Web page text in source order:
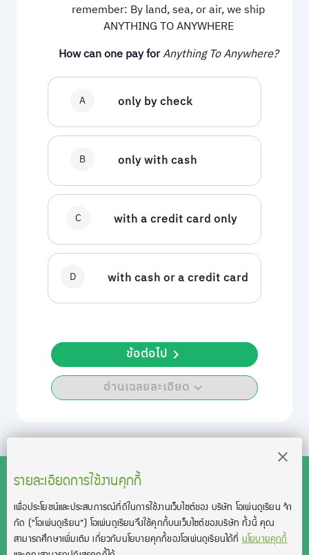
remember: By land, sea, or air, we ship
ANYTHING TO ANYWHERE
How can one pay forAnything To Anywhere?
A only by check
B only with cash
C with a credit card only
D with cash or a credit card
อ่านเฉลยละเอียด
ข้อต่อไป
รายละเอียดการใช้งานคุกกี้
เพื่อประโยชน์และประสบการณ์ที่ดีในการใช้งานเว็บไซต์ของ บริษัท โอเพ่นดูเรียน จํา
กัด (“โอเพ่นดูเรียน”)โอเพ่นดูเรียนจึงใช้คุกกี้บนเว็บไซต์ของบริษัท ทั้งนี้ คุณ
สามารถศึกษาเพิ่มเติม เกี่ยวกับนโยบายคุกกี้ของโอเพ่นดูเรียนได้ที่นโยบายคุกกี้
สงวนลิขสิทธิ์โดย บริษัท โอเพ่นดูเรียน จำกัด 2021 ©︎ OpenDurian
Co., Ltd.
TOEIC® and TOEFL® are registered trademarks of Educational Testing